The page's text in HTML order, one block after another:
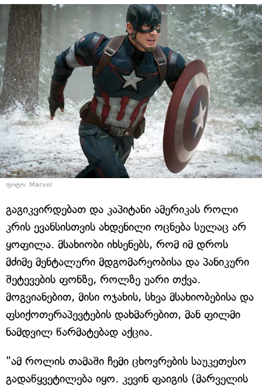
ფოტო: Marvel
გაგიკვირდებათ და კაპიტანი ამერიკას როლი
კრის ევანსისთვის ახდენილი ოცნება სულაც არ
ყოფილა. მსახიობი იხსენებს, რომ იმ დროს
მძიმე მენტალური მდგომარეობისა და პანიკური
შეტევების ფონზე, როლზე უარი თქვა.
მოგვიანებით, მისი ოჯახის, სხვა მსახიობებისა და
ფსიქოთერაპევტების დახმარებით, მან ფილმი
ნამდვილ წარმატებად აქცია.
"ამ როლის თამაში ჩემი ცხოვრების საუკეთესო
გადაწყვეტილება იყო. კევინ ფაიგის (მარველის